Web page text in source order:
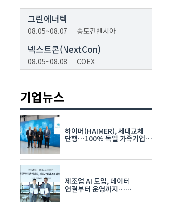
그린에너텍
08.05~08.07 송도컨벤시아
넥스트콘(NextCon)
08.05~08.08 COEX
08.19~08.21
K-PRINT
08.19~08.22
자율주행모빌리티산업전
08.25~08.27
차세대 반도체 패키징 산업전
08.26~08.28 수원컨벤션센터
기업뉴스
하이머(HAIMER), 세대교체
단행…100% 독일 가족기업
제조업 AI 도입, 데이터
연결부터 운영까지…